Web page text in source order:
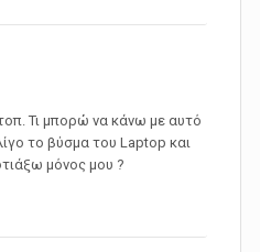
Τι μπορώ να κάνω με αυτό
το βύσμα του Laptop και
μόνος μου ?